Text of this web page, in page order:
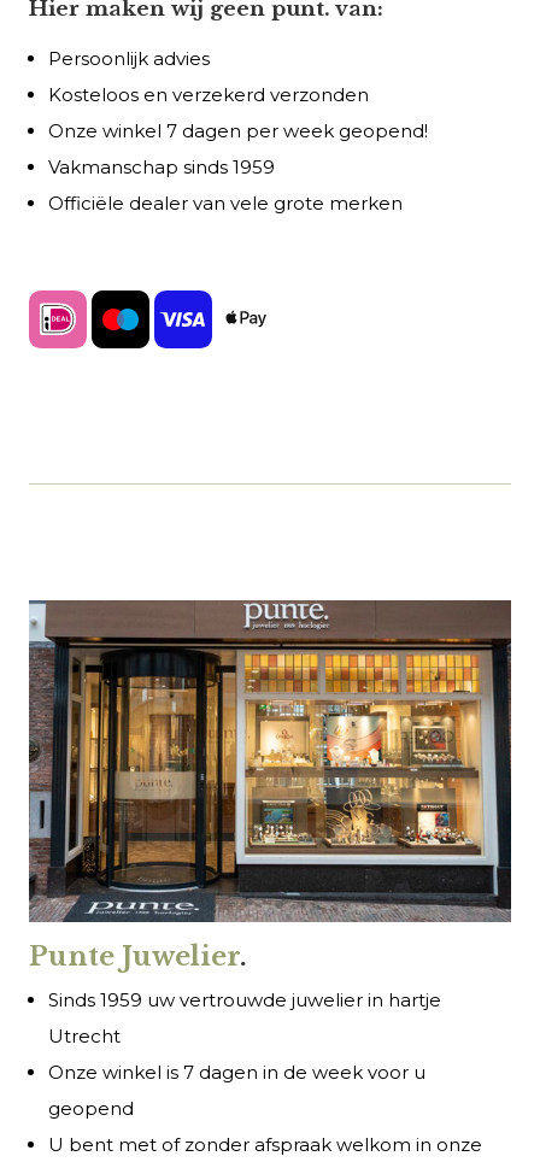
Hier maken wij geen punt. van:
Persoonlijk advies
Kosteloos en verzekerd verzonden
Onze winkel 7 dagen per week geopend!
Vakmanschap sinds 1959
Officiële dealer van vele grote merken
Punte Juwelier.
Sinds 1959 uw vertrouwde juwelier in hartje
Utrecht
Onze winkel is 7 dagen in de week voor u
geopend
U bent met of zonder afspraak welkom in onze